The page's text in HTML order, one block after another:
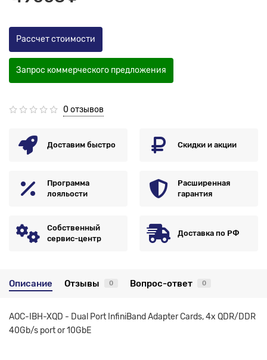
Рассчет стоимости
Запрос коммерческого предложения
0 отзывов
Доставим быстро Скидки и акции
Программа
лояльости
Расширенная
гарантия
Собственный
сервис-центр
Доставка по РФ
Описание Отзывы 0 Вопрос-ответ 0
AOC-IBH-XQD - Dual Port InfiniBand Adapter Cards, 4x QDR/DDR
40Gb/s port or 10GbE